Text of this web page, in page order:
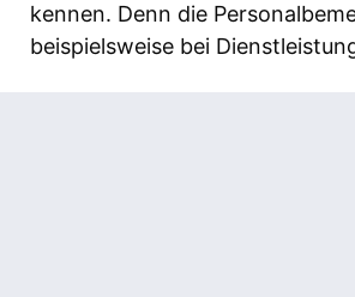
kennen. Denn die
beispielsweise bei